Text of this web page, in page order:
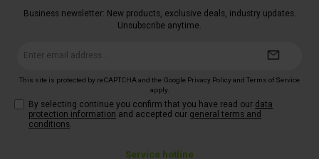
Service hotline
Business newsletter: New products, exclusive deals, industry updates.
Unsubscribe anytime.
This site is protected by reCAPTCHA and the Google Privacy Policy and Terms of Service
apply.
By selecting continue you confirm that you have read our data
protection information and accepted our general terms and
conditions.